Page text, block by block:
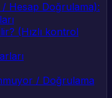
/ Hesap Doğrulama):
(Hızlı kontrol
/ Doğrulama